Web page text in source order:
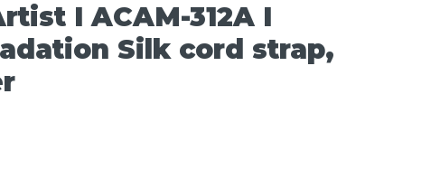
I ACAM-312A I
Silk cord strap,